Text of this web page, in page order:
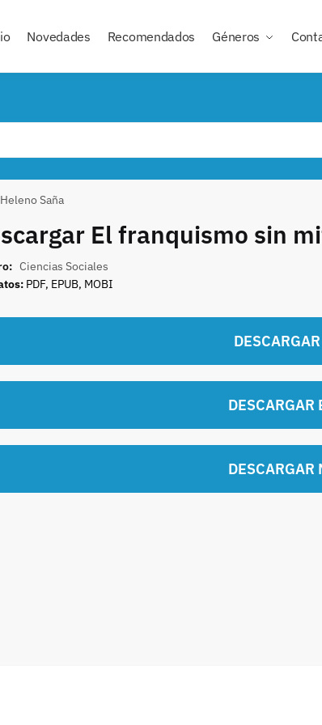
Novedades Recomendados Géneros
Saña
El franquismo sin
Ciencias Sociales
PDF, EPUB, MOBI
DESCARGAR
DESCARGAR